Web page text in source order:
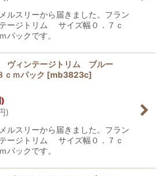
ルスリーから届きました。フラン
ージトリム サイズ幅０．７ｃ
ックです。
ヴィンテージトリム ブルー
ｃｍパック [mb3823c]
)
ルスリーから届きました。フラン
ージトリム サイズ幅０．７ｃ
ックです。